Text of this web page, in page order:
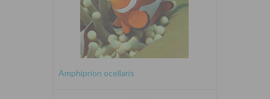
Amphiprion ocellaris